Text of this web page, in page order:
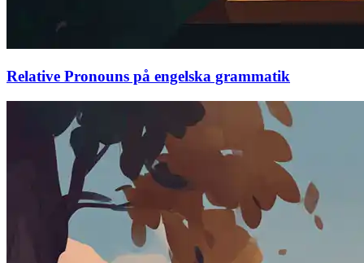
Relative Pronouns på engelska grammatik